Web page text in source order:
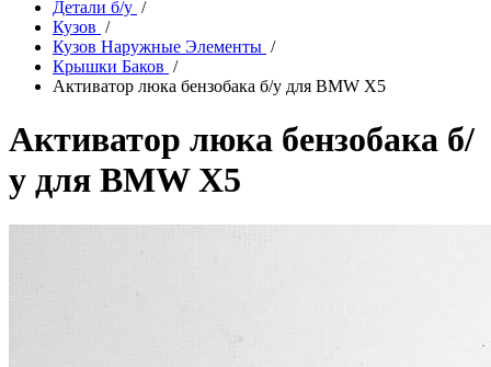
Детали б/у /
Кузов /
Кузов Наружные Элементы /
Крышки Баков /
Активатор люка бензобака б/у для BMW X5
Активатор люка бензобака б/
у для BMW X5